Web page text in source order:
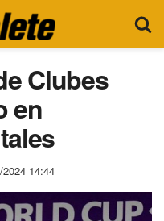
Clubes
en
2024 14:44